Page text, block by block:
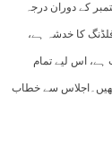
کے دوران درجہ
کا خدشہ ہے،
ہے، اس لیے تمام
سے خطاب